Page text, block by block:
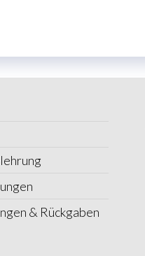
& Rückgaben